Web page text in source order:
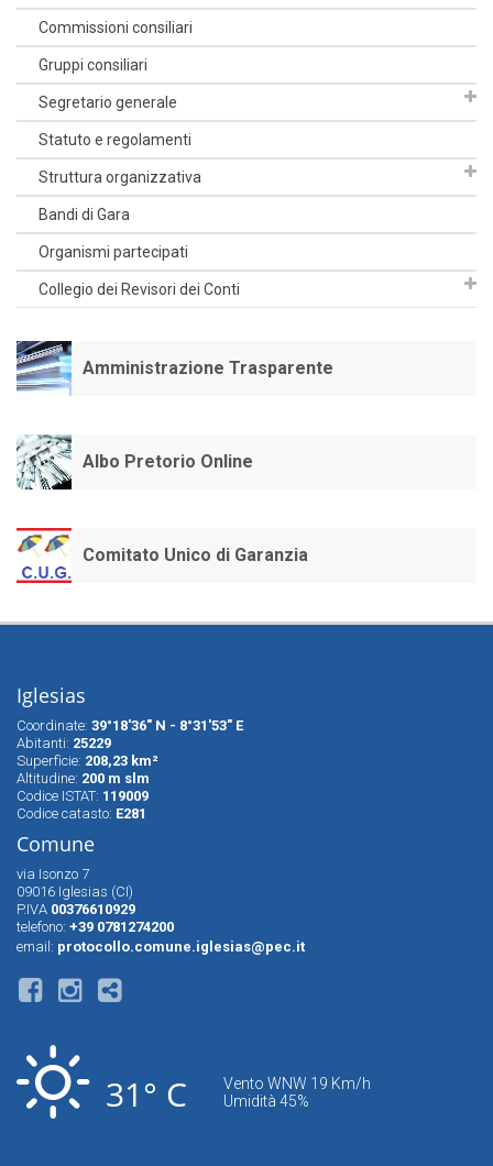
Commissioni consiliari
Gruppi consiliari
Segretario generale
Statuto e regolamenti
Struttura organizzativa
Bandi di Gara
Organismi partecipati
Collegio dei Revisori dei Conti
Amministrazione Trasparente
Albo Pretorio Online
Comitato Unico di Garanzia
Iglesias
Coordinate: 39°18'36" N - 8°31'53" E
Abitanti: 25229
Superfìcie: 208,23 km²
Altitudine: 200 m slm
Codice ISTAT: 119009
Codice catasto: E281
Comune
via Isonzo 7
09016 Iglesias (CI)
P.IVA 00376610929
telefono: +39 0781274200
email: protocollo.comune.iglesias@pec.it
31° C
Vento WNW 19 Km/h
Umidità 45%